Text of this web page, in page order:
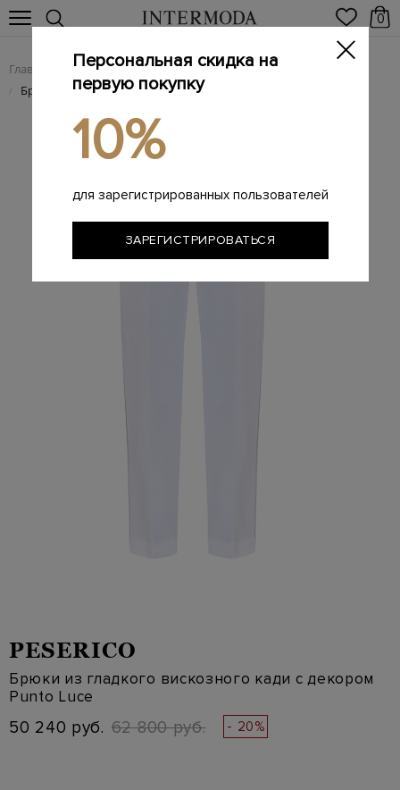
0
Главная Женщинам
/ Брюки из гладкого вискозного кади с декором Punto Luce
PESERICO
Брюки из гладкого вискозного кади с декором
Punto Luce
50 240 руб. 62 800 руб. - 20%
Персональная скидка на
первую покупку
10%
для зарегистрированных пользователей
ЗАРЕГИСТРИРОВАТЬСЯ